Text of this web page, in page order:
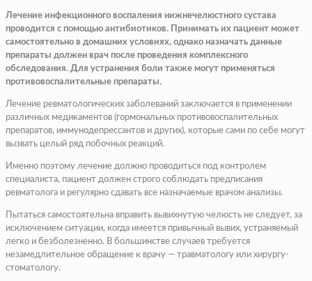
Лечение инфекционного воспаления нижнечелюстного сустава
проводится с помощью антибиотиков. Принимать их пациент может
самостоятельно в домашних условиях, однако назначать данные
препараты должен врач после проведения комплексного
обследования. Для устранения боли также могут применяться
противовоспалительные препараты.
Лечение ревматологических заболеваний заключается в применении
различных медикаментов (гормональных противовоспалительных
препаратов, иммунодепрессантов и других), которые сами по себе могут
вызвать целый ряд побочных реакций.
Именно поэтому лечение должно проводиться под контролем
специалиста, пациент должен строго соблюдать предписания
ревматолога и регулярно сдавать все назначаемые врачом анализы.
Пытаться самостоятельна вправить вывихнутую челюсть не следует, за
исключением ситуации, когда имеется привычный вывих, устраняемый
легко и безболезненно. В большинстве случаев требуется
незамедлительное обращение к врачу — травматологу или хирургу-
стоматологу.